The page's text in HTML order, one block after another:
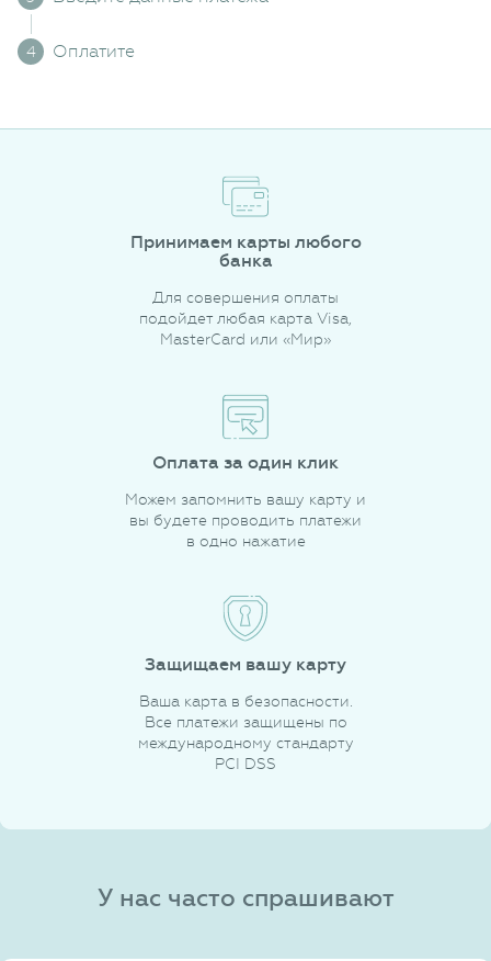
Оплатите
Принимаем карты любого
банка
Для совершения оплаты
подойдет любая карта Visa,
MasterCard или «Мир»
Оплата за один клик
Можем запомнить вашу карту и
вы будете проводить платежи
в одно нажатие
Защищаем вашу карту
Ваша карта в безопасности.
Все платежи защищены по
международному стандарту
PCI DSS
У нас часто спрашивают